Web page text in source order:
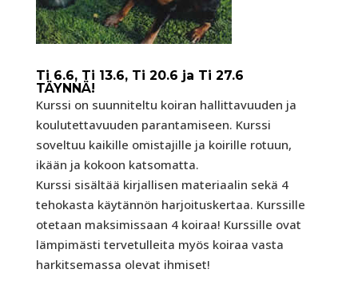
Ti 6.6, Ti 13.6, Ti 20.6 ja Ti 27.6
TÄYNNÄ!
Kurssi on suunniteltu koiran hallittavuuden ja
koulutettavuuden parantamiseen. Kurssi
soveltuu kaikille omistajille ja koirille rotuun,
ikään ja kokoon katsomatta.
Kurssi sisältää kirjallisen materiaalin sekä 4
tehokasta käytännön harjoituskertaa. Kurssille
otetaan maksimissaan 4 koiraa! Kurssille ovat
lämpimästi tervetulleita myös koiraa vasta
harkitsemassa olevat ihmiset!